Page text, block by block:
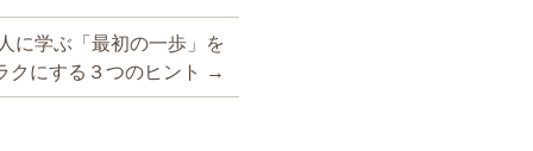
に学ぶ「最初の一歩」を
クにする３つのヒント
→